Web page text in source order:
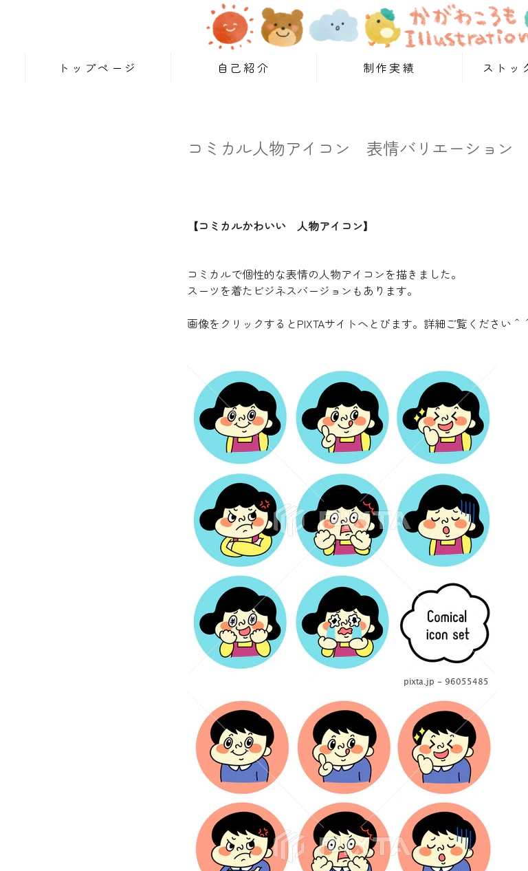
トップページ 自己紹介 制作実績 ストッ
コミカル人物アイコン 表情バリエーション
【コミカルかわいい 人物アイコン】
コミカルで個性的な表情の人物アイコンを描きました。
スーツを着たビジネスバージョンもあります。
画像をクリックするとPIXTAサイトへとびます。詳細ご覧ください＾